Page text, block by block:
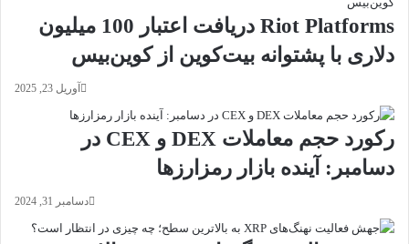
Riot Platforms دریافت اعتبار 100 میلیون
دلاری با پشتوانه بیت‌کوین از کوین‌بیس
آوریل 23, 2025
رکورد حجم معاملات DEX و CEX در
دسامبر: آینده بازار رمزارزها
دسامبر 31, 2024